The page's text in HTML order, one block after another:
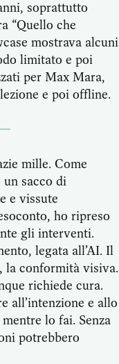
soprattutto
“Quello che
mostrava alcuni
limitato e poi
per Max Mara,
e poi offline.
mille. Come
sacco di
e vissute
ho ripreso
gli interventi.
legata all’AI. Il
la conformità visiva.
richiede cura.
all’intenzione e allo
lo fai. Senza
potrebbero